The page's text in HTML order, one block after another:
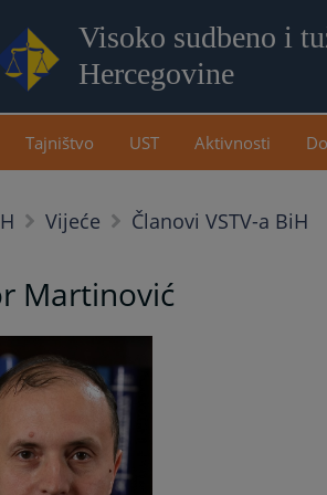
Visoko sudbeno i
Hercegovine
Tajništvo UST Aktivnosti
Vijeće Članovi VSTV-a BiH
Martinović